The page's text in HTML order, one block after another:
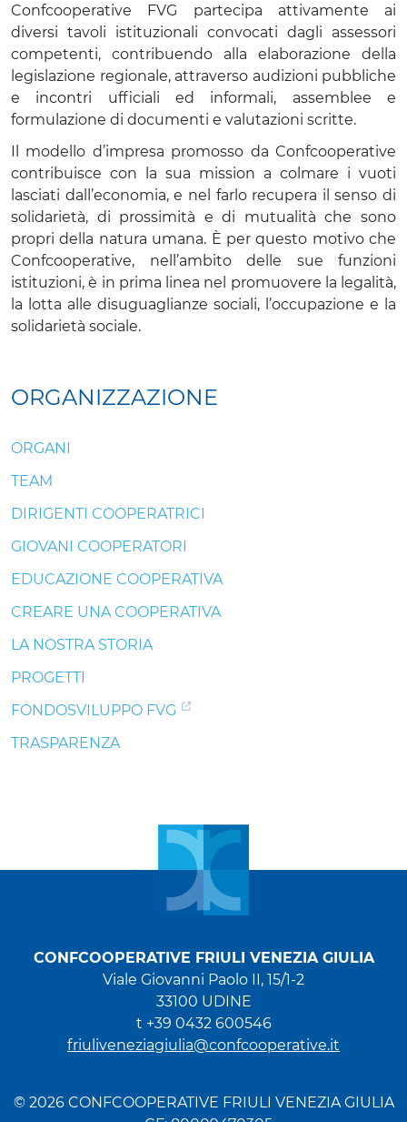
Confcooperative FVG partecipa attivamente ai
diversi tavoli istituzionali convocati dagli assessori
competenti, contribuendo alla elaborazione della
legislazione regionale, attraverso audizioni pubbliche
e incontri ufficiali ed informali, assemblee e
formulazione di documenti e valutazioni scritte.
Il modello d’impresa promosso da Confcooperative
contribuisce con la sua mission a colmare i vuoti
lasciati dall’economia, e nel farlo recupera il senso di
solidarietà, di prossimità e di mutualità che sono
propri della natura umana. È per questo motivo che
Confcooperative, nell’ambito delle sue funzioni
istituzioni, è in prima linea nel promuovere la legalità,
la lotta alle disuguaglianze sociali, l’occupazione e la
solidarietà sociale.
ORGANIZZAZIONE
ORGANI
TEAM
DIRIGENTI COOPERATRICI
GIOVANI COOPERATORI
EDUCAZIONE COOPERATIVA
CREARE UNA COOPERATIVA
LA NOSTRA STORIA
PROGETTI
FONDOSVILUPPO FVG
TRASPARENZA
CONFCOOPERATIVE FRIULI VENEZIA GIULIA
Viale Giovanni Paolo II, 15/1-2
33100 UDINE
t +39 0432 600546
friuliveneziagiulia@confcooperative.it
© 2026 CONFCOOPERATIVE FRIULI VENEZIA GIULIA